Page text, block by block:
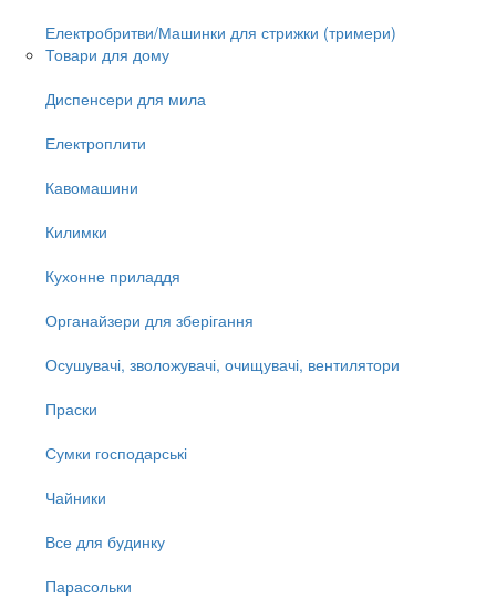
Електробритви/Машинки для стрижки (тримери)
Товари для дому
Диспенсери для мила
Електроплити
Кавомашини
Килимки
Кухонне приладдя
Органайзери для зберігання
Осушувачі, зволожувачі, очищувачі, вентилятори
Праски
Сумки господарські
Чайники
Все для будинку
Парасольки